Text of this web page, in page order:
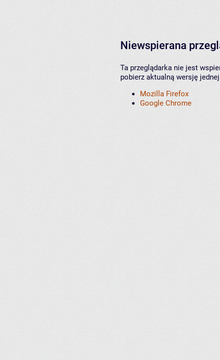
Niewspierana
Ta przeglądarka nie jest
pobierz aktualną wersję
Mozilla Firefox
Google Chrome